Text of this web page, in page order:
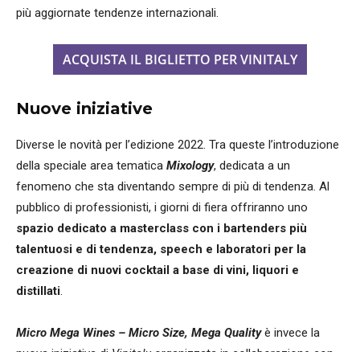
più aggiornate tendenze internazionali.
ACQUISTA IL BIGLIETTO PER VINITALY
Nuove iniziative
Diverse le novità per l’edizione 2022. Tra queste l’introduzione
della speciale area tematica Mixology, dedicata a un
fenomeno che sta diventando sempre di più di tendenza. Al
pubblico di professionisti, i giorni di fiera offriranno uno
spazio dedicato a masterclass con i bartenders più
talentuosi e di tendenza, speech e laboratori per la
creazione di nuovi cocktail a base di vini, liquori e
distillati.
Micro Mega Wines – Micro Size, Mega Qualityè invece la